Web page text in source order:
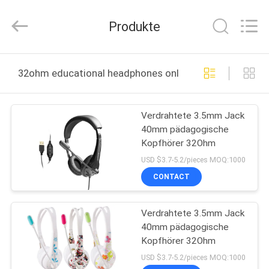
PRODUKTE
ÜBER
FABRIK-
AUSFLUG
QUALITÄTSKONTROLLE
Co,ltd.
Produkte
32ohm educational headphones online manufacture
Verdrahtete 3.5mm Jack
40mm pädagogische
Kopfhörer 32Ohm
USD $3.7-5.2/pieces MOQ:1000
CONTACT
Verdrahtete 3.5mm Jack
40mm pädagogische
Kopfhörer 32Ohm
USD $3.7-5.2/pieces MOQ:1000